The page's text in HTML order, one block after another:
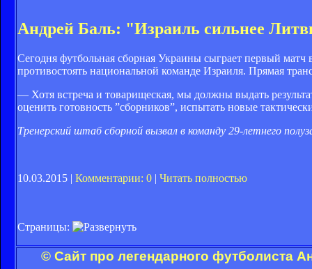
Андрей Баль: "Израиль сильнее
Cегодня футбольная сборная Украины сыграет первый
противостоять национальной команде Израиля. Прямая
— Хотя встреча и товарищеская, мы должны выдать
оценить готовность ”сборников”, испытать новые
Тренерский штаб сборной вызвал в команду 29-летнего
10.03.2015 | Комментарии: 0 | Читать полностью
Страницы:
© Сайт про легендарного футболиста